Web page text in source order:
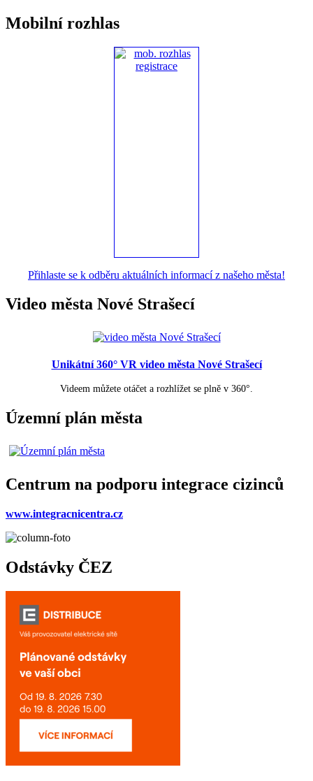
Mobilní rozhlas
Přihlaste se k odběru aktuálních informací z našeho města!
Video města Nové Strašecí
Unikátní 360° VR video města Nové Strašecí
Videem můžete otáčet a rozhlížet se plně v 360°.
Územní plán města
Centrum na podporu integrace cizinců
www.integracnicentra.cz
Odstávky ČEZ